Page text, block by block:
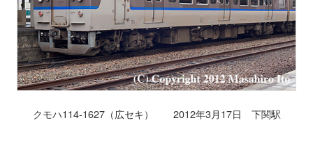
クモハ114-1627（広セキ） 2012年3月17日 下関駅